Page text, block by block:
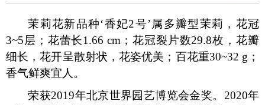
茉莉花新品种‘香妃2号’属多瓣型茉莉，花冠
3~5层；花蕾长1.66 cm；花冠裂片数29.8枚，花瓣
细长，花开呈散射状，花姿优美；百花重30~32 g；
香气鲜爽宜人。
荣获2019年北京世界园艺博览会金奖。2020年